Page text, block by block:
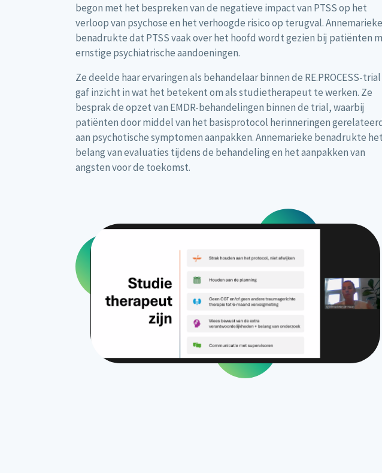
begon met het bespreken van de negatieve impact van PTSS op het
verloop van psychose en het verhoogde risico op terugval. Annemarieke
benadrukte dat PTSS vaak over het hoofd wordt gezien bij patiënten
ernstige psychiatrische aandoeningen.
Ze deelde haar ervaringen als behandelaar binnen de RE.PROCESS-
gaf inzicht in wat het betekent om als studietherapeut te werken. Ze
besprak de opzet van EMDR-behandelingen binnen de trial, waarbij
patiënten door middel van het basisprotocol herinneringen
aan psychotische symptomen aanpakken. Annemarieke benadrukte het
belang van evaluaties tijdens de behandeling en het aanpakken van
angsten voor de toekomst.